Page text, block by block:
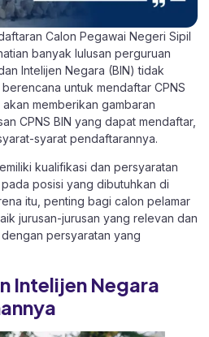
Calon Pegawai Negeri Sipil
banyak lulusan perguruan
Intelijen Negara (BIN) tidak
untuk mendaftar CPNS
memberikan gambaran
CPNS BIN yang dapat mendaftar,
syarat pendaftarannya.
kualifikasi dan persyaratan
posisi yang dibutuhkan di
itu, penting bagi calon pelamar
jurusan-jurusan yang relevan dan
persyaratan yang
Intelijen Negara